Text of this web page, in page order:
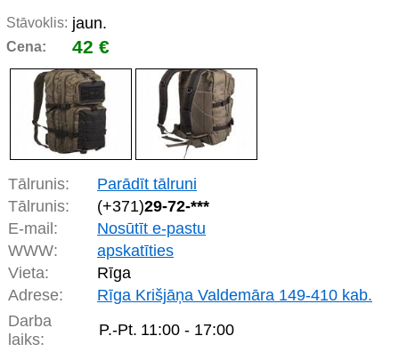
Stāvoklis: jaun.
Cena: 42 €
Tālrunis:
Parādīt tālruni
Tālrunis:
(+371)29-72-***
E-mail:
Nosūtīt e-pastu
WWW:
apskatīties
Vieta:
Rīga
Adrese:
Rīga Krišjāņa Valdemāra 149-410 kab.
Darba
laiks:
P.-Pt. 11:00 - 17:00